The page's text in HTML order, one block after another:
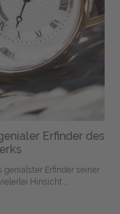
Erfinder des
genialster Erfinder seiner
Hinsicht ...